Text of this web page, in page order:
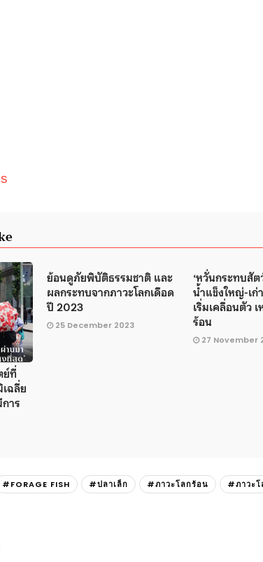
ย์ที่
ฉลี่ย
าร
ย้อนดูภัยพิบัติธรรมชาติ และ
ผลกระทบจากภาวะโลกเดือด
ปี 2023
25 December 2023
‘หวั่นกระทบสัต
น้ําแข็งใหญ่-เก่
เริ่มเคลื่อนตัว
ร้อน
27 November
#FORAGE FISH #ปลาเล็ก #ภาวะโลกร้อน #ภาวะโ